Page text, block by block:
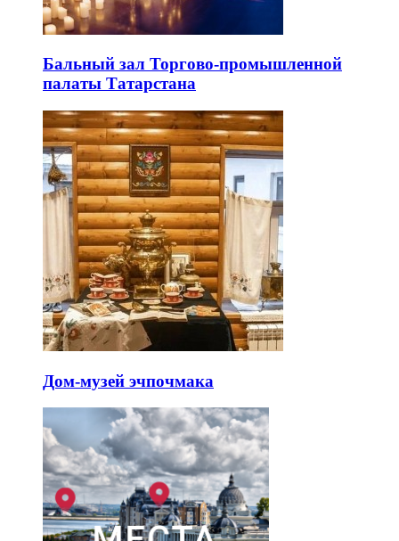
Бальный зал Торгово-промышленной
палаты Татарстана
Дом-музей эчпочмака